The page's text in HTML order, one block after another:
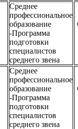
Среднее
профессиональное
образование
-Программа
подготовки
специалистов
среднего звена
Среднее
профессиональное
образование
-Программа
подготовки
специалистов
среднего звена